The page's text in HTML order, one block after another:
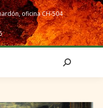
oficina CH-504
Search: